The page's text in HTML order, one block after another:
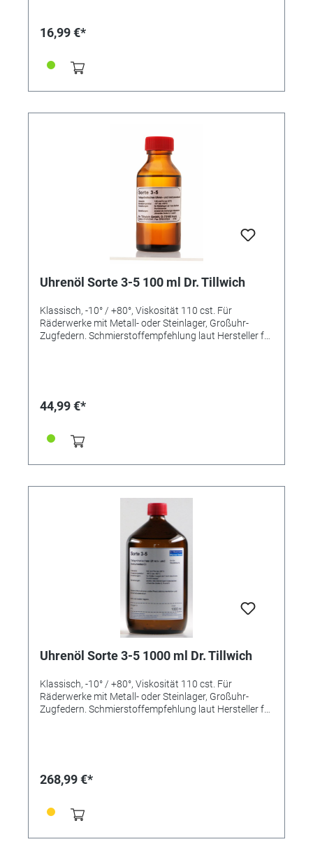
16,99 €*
Uhrenöl Sorte 3-5 100 ml Dr. Tillwich
Klassisch, -10° / +80°, Viskosität 110 cst. Für
Räderwerke mit Metall- oder Steinlager, Großuhr-
Zugfedern. Schmierstoffempfehlung laut Hersteller für
44,99 €*
Uhrenöl Sorte 3-5 1000 ml Dr. Tillwich
Klassisch, -10° / +80°, Viskosität 110 cst. Für
Räderwerke mit Metall- oder Steinlager, Großuhr-
Zugfedern. Schmierstoffempfehlung laut Hersteller für
268,99 €*